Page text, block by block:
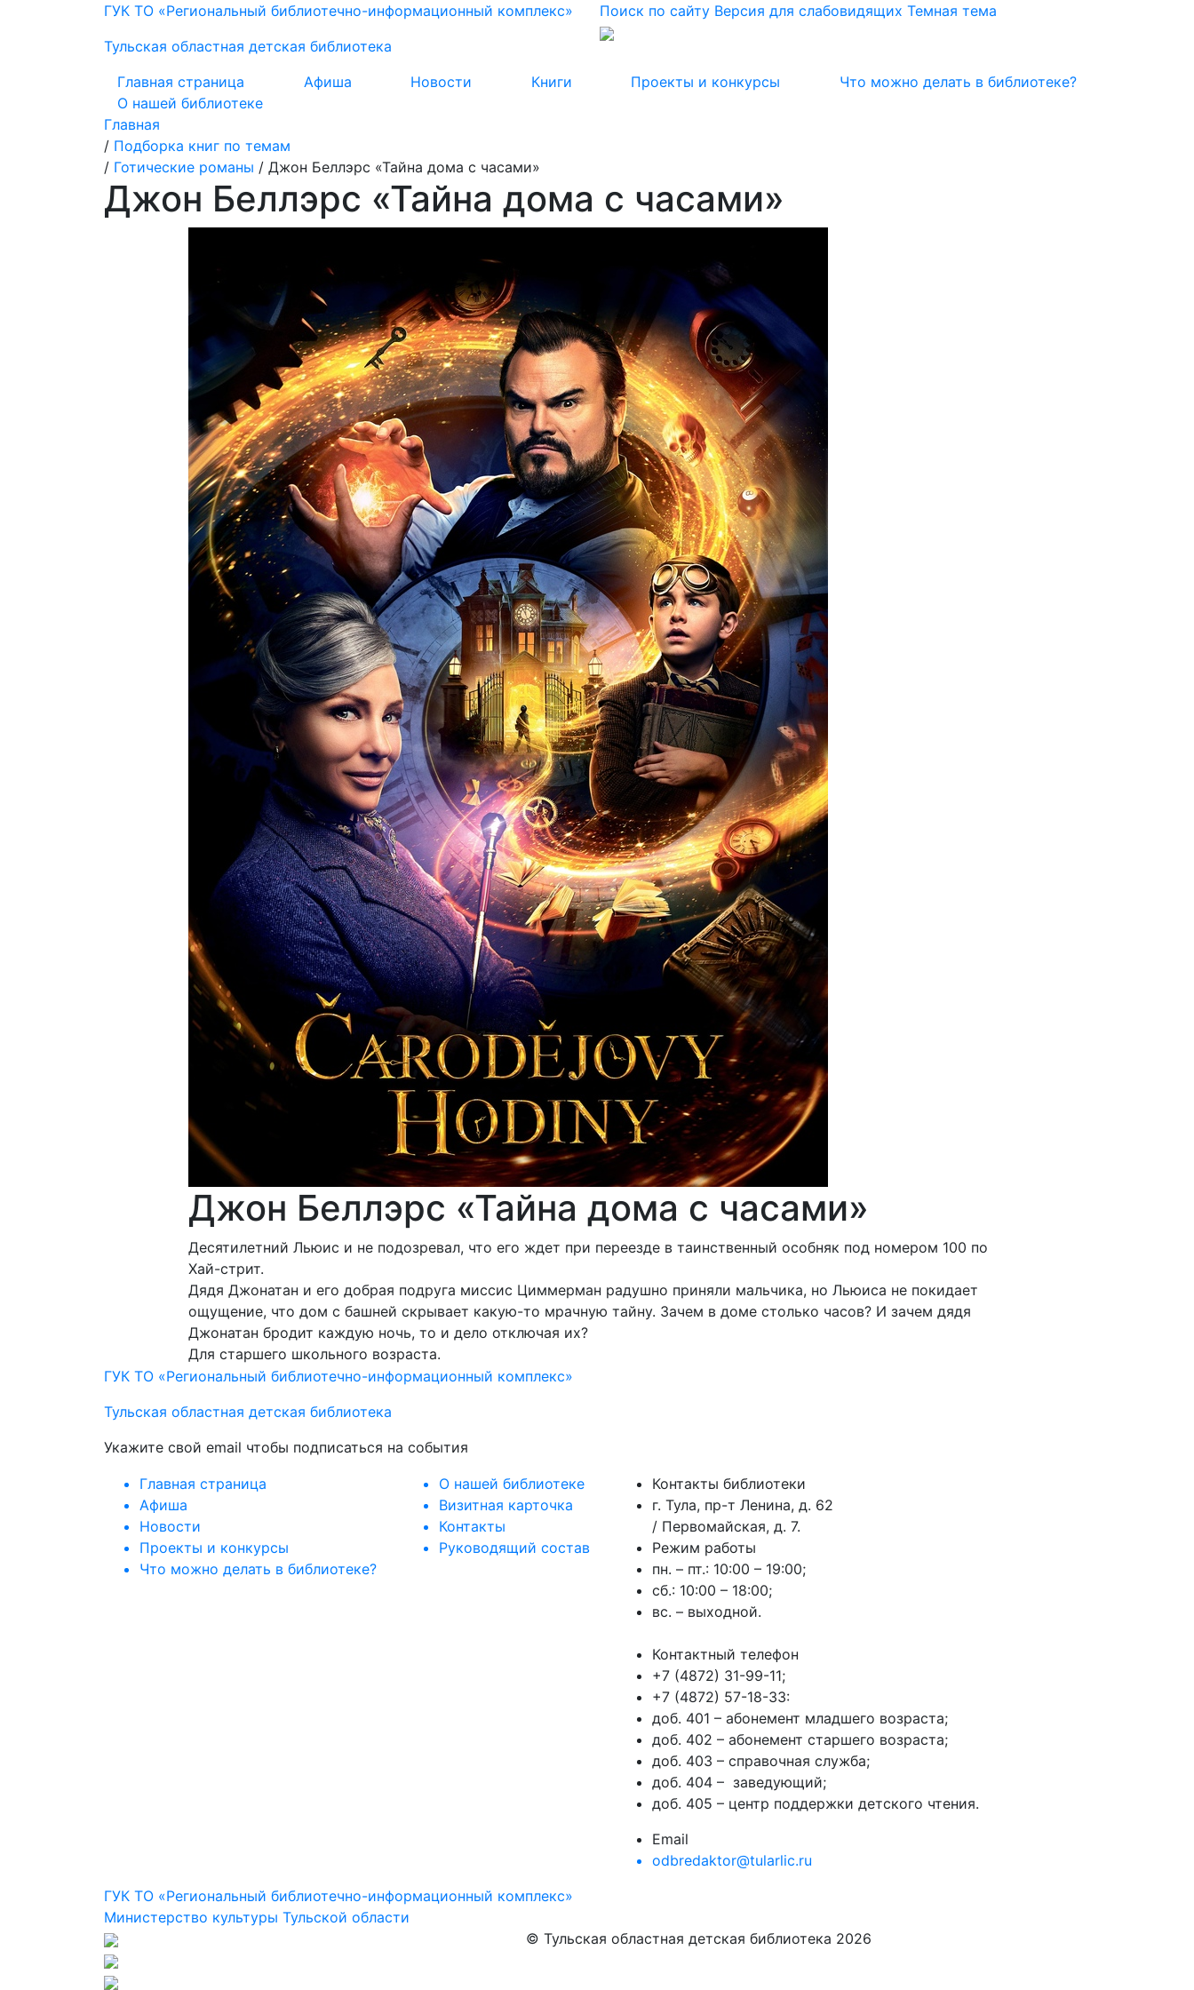
ГУК ТО «Региональный библиотечно-информационный комплекс»
Тульская областная детская библиотека
Поиск по сайту Версия для слабовидящих Темная тема
Главная страница Афиша Новости Книги Проекты и конкурсы
Что можно делать в библиотеке?
О нашей библиотеке
Главная
/ Подборка книг по темам
/ Готические романы / Джон Беллэрс «Тайна дома с часами»
Джон Беллэрс «Тайна дома с часами»
Джон Беллэрс «Тайна дома с часами»
Десятилетний Льюис и не подозревал, что его ждет при переезде в таинственный особняк под номером 100 по
Хай-стрит.
Дядя Джонатан и его добрая подруга миссис Циммерман радушно приняли мальчика, но Льюиса не покидает
ощущение, что дом с башней скрывает какую-то мрачную тайну. Зачем в доме столько часов? И зачем дядя
Джонатан бродит каждую ночь, то и дело отключая их?
Для старшего школьного возраста.
ГУК ТО «Региональный библиотечно-информационный комплекс»
Тульская областная детская библиотека
Укажите свой email чтобы подписаться на события
Главная страница
Афиша
Новости
Проекты и конкурсы
Что можно делать в библиотеке?
О нашей библиотеке
Визитная карточка
Контакты
Руководящий состав
Контакты библиотеки
г. Тула, пр-т Ленина, д. 62
/ Первомайская, д. 7.
Режим работы
пн. – пт.: 10:00 – 19:00;
сб.: 10:00 – 18:00;
вс. – выходной.
Контактный телефон
+7 (4872) 31-99-11;
+7 (4872) 57-18-33:
доб. 401 – абонемент младшего возраста;
доб. 402 – абонемент старшего возраста;
доб. 403 – справочная служба;
доб. 404 – заведующий;
доб. 405 – центр поддержки детского чтения.
Email
odbredaktor@tularlic.ru
ГУК ТО «Региональный библиотечно-информационный комплекс»
Министерство культуры Тульской области
© Тульская областная детская библиотека 2026